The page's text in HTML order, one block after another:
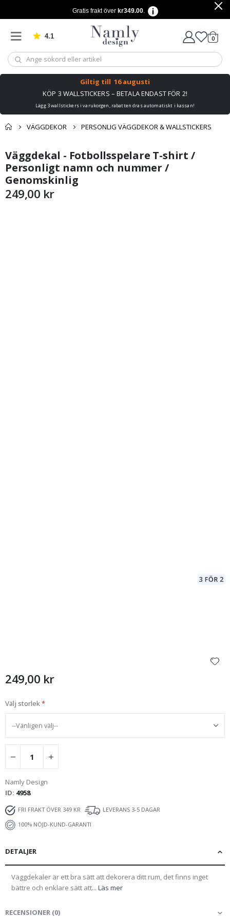
Gratis frakt över kr349.00.
4.1 Baserat på 1042 betyg 0
Giltig till 16 augusti
KÖP 3 WALLSTICKERS – BETALA ENDAST FÖR 2!
Lägg 3 wallstickers i varukorgen, rabatten dras automatiskt i kassan!
VÄGGDEKOR PERSONLIG VÄGGDEKOR & WALLSTICKERS
Du kanske också
gillar detta ✔
Kundvagn
Hoppa
till
slutet
av
bildgalleriet
Hoppa
till
början
av
bildgalleriet
Väggdekal - Fotbollsspelare T-shirt /
Personligt namn och nummer /
Genomskinlig
249,00 kr
249,00 kr
Välj storlek
Namly Design
ID 4958
FRI FRAKT ÖVER 349 KR
LEVERANS 3-5 DAGAR
100% NÖJD-KUND-GARANTI
DETALJER
Väggdekaler är ett bra sätt att dekorera ditt rum, det finns inget
bättre och enklare sätt att... Läs mer
RECENSIONER (0)